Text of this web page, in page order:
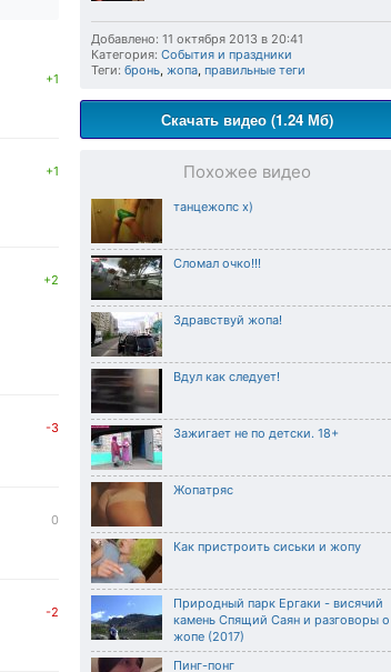
Добавлено: 11 октября 2013 в 20:41
Категория: События и праздники
Теги: бронь, жопа, правильные теги
Скачать видео (1.24 Мб)
Похожее видео
танцeжопс х)
Сломал очко!!!
Здравствуй жопа!
Вдул как следует!
Зажигает не по детски. 18+
Жопатряс
Как пристроить сиськи и жопу
Природный парк Ергаки - висячий
камень Спящий Саян и разговоры о
жопе (2017)
Пинг-понг
+1
+1
+2
-3
0
-2